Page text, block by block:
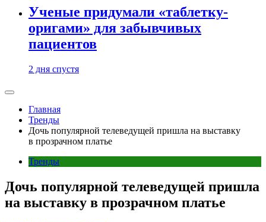
Ученые придумали «таблетку-
оригами» для забывчивых
пациентов
2 дня спустя
Главная
Тренды
Дочь популярной телеведущей пришла на выставку
в прозрачном платье
Тренды
Дочь популярной телеведущей пришла
на выставку в прозрачном платье